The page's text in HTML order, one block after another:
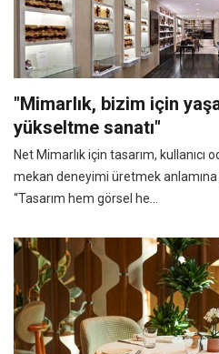
"Mimarlık, bizim için
yükseltme sanatı"
Net Mimarlık için tasarım, kullanıcı
mekan deneyimi üretmek
“Tasarım hem görsel he...